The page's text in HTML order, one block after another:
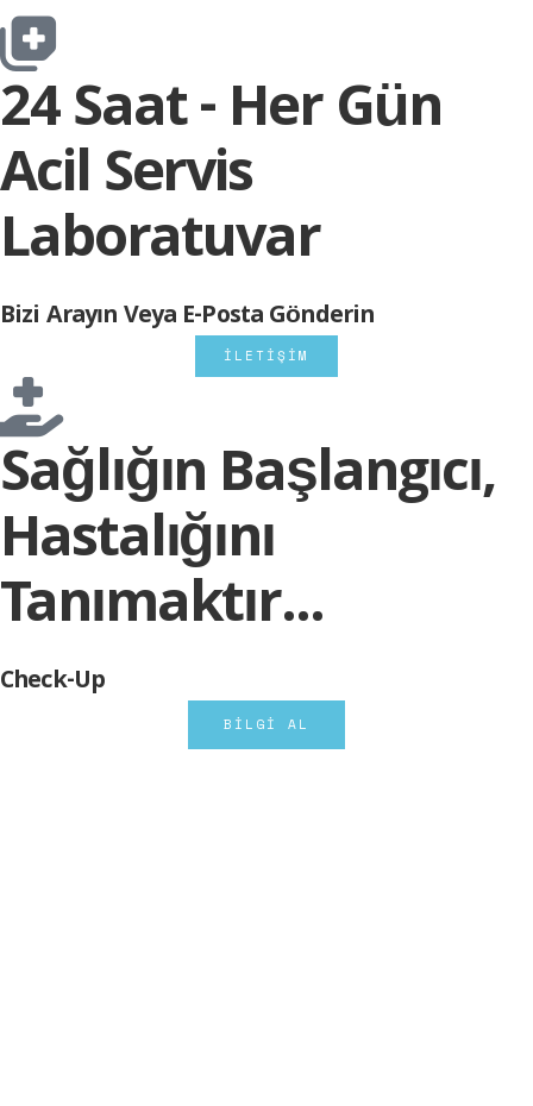
24 Saat - Her Gün
Acil Servis
Laboratuvar
Bizi Arayın Veya E-Posta Gönderin
İLETİŞİM
Sağlığın Başlangıcı,
Hastalığını
Tanımaktır...
Check-Up
BİLGİ AL